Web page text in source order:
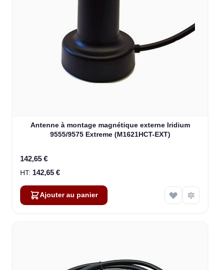
Antenne à montage magnétique externe Iridium
9555/9575 Extreme (M1621HCT-EXT)
142,65 €
142,65 €
Ajouter au panier